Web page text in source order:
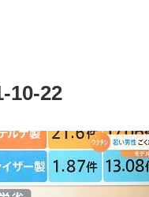
10-22